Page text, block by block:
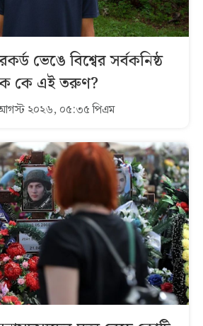
ভেঙে বিশ্বের সর্বকনিষ্ঠ
কে এই তরুণ?
২০২৬, ০৫:৩৫ পিএম